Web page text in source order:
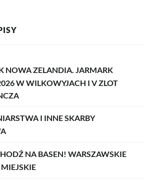
NOWA ZELANDIA. JARMARK
W WILKOWYJACH I V ZLOT
I INNE SKARBY
NA BASEN! WARSZAWSKIE